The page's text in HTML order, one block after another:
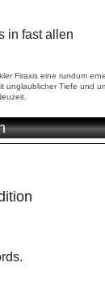
in fast allen
Firaxis eine rundum
unglaublicher Tiefe und